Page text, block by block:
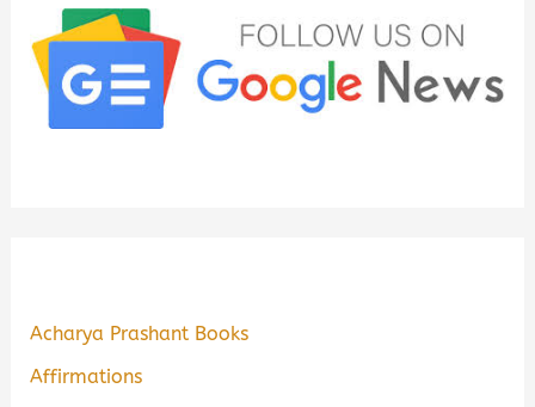
Acharya Prashant Books
Affirmations